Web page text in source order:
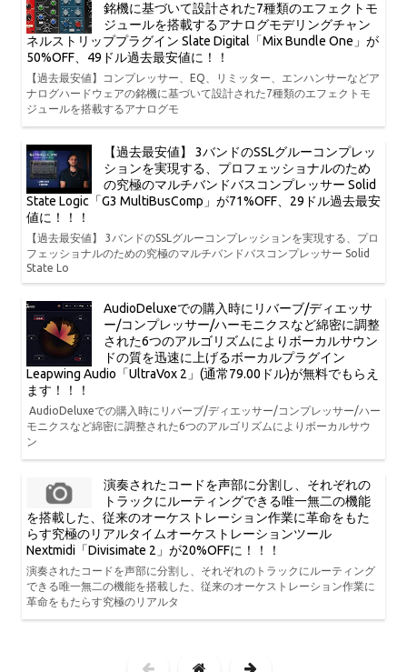
銘機に基づいて設計された7種類のエフェクトモ
ジュールを搭載するアナログモデリングチャン
ネルストリッププラグイン Slate Digital「Mix Bundle One」が
50%OFF、49ドル過去最安値に！！
【過去最安値】コンプレッサー、EQ、リミッター、エンハンサーなどア
ナログハードウェアの銘機に基づいて設計された7種類のエフェクトモ
ジュールを搭載するアナログモ
【過去最安値】 3バンドのSSLグルーコンプレッ
ションを実現する、プロフェッショナルのため
の究極のマルチバンドバスコンプレッサー Solid
State Logic「G3 MultiBusComp」が71%OFF、29ドル過去最安
値に！！！
【過去最安値】 3バンドのSSLグルーコンプレッションを実現する、プロ
フェッショナルのための究極のマルチバンドバスコンプレッサー Solid
State Lo
AudioDeluxeでの購入時にリバーブ/ディエッサ
ー/コンプレッサー/ハーモニクスなど綿密に調整
された6つのアルゴリズムによりボーカルサウン
ドの質を迅速に上げるボーカルプラグイン
Leapwing Audio「UltraVox 2」(通常79.00ドル)が無料でもらえ
ます！！！
AudioDeluxeでの購入時にリバーブ/ディエッサー/コンプレッサー/ハー
モニクスなど綿密に調整された6つのアルゴリズムによりボーカルサウ
ン
演奏されたコードを声部に分割し、それぞれの
トラックにルーティングできる唯一無二の機能
を搭載した、従来のオーケストレーション作業に革命をもた
らす究極のリアルタイムオーケストレーションツール
Nextmidi「Divisimate 2」が20%OFFに！！！
演奏されたコードを声部に分割し、それぞれのトラックにルーティング
できる唯一無二の機能を搭載した、従来のオーケストレーション作業に
革命をもたらす究極のリアルタ